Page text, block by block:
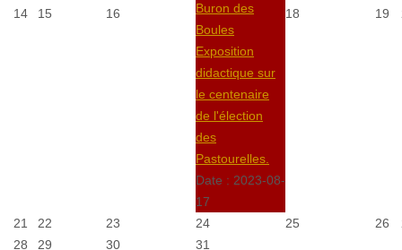
14 15 16
Buron des
Boules
Exposition
didactique sur
le centenaire
de l'élection
des
Pastourelles.
Date : 2023-08-
17
18 19
21 22 23 24 25 26
28
29 30 31